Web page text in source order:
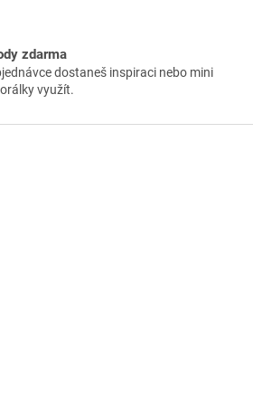
zdarma
dostaneš inspiraci nebo mini
využít.